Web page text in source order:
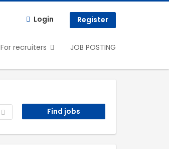
Login Register
For recruiters JOB POSTING